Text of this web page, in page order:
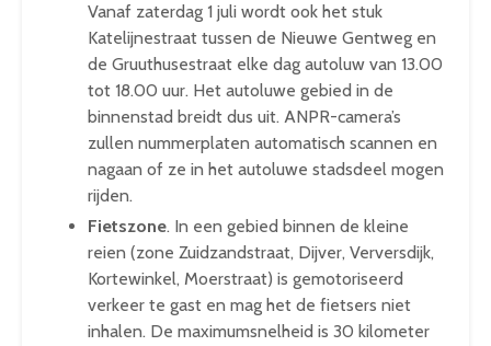
Vanaf zaterdag 1 juli wordt ook het stuk
Katelijnestraat tussen de Nieuwe Gentweg en
de Gruuthusestraat elke dag autoluw van 13.00
tot 18.00 uur. Het autoluwe gebied in de
binnenstad breidt dus uit. ANPR-camera’s
zullen nummerplaten automatisch scannen en
nagaan of ze in het autoluwe stadsdeel mogen
rijden.
Fietszone. In een gebied binnen de kleine
reien (zone Zuidzandstraat, Dijver, Verversdijk,
Kortewinkel, Moerstraat) is gemotoriseerd
verkeer te gast en mag het de fietsers niet
inhalen. De maximumsnelheid is 30 kilometer